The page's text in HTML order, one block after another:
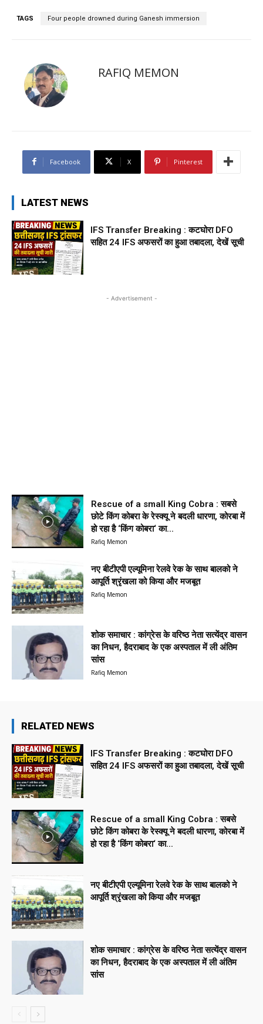
TAGS Four people drowned during Ganesh immersion
RAFIQ MEMON
Facebook X Pinterest
LATEST NEWS
IFS Transfer Breaking : कटघोरा DFO
सहित 24 IFS अफसरों का हुआ तबादला, देखें सूची
- Advertisement -
Rescue of a small King Cobra : सबसे
छोटे किंग कोबरा के रेस्क्यू ने बदली धारणा, कोरबा में
हो रहा है ‘किंग कोबरा‘ का...
Rafiq Memon
नए बीटीएपी एल्यूमिना रेलवे रेक के साथ बालको ने
आपूर्ति श्रृंखला को किया और मजबूत
Rafiq Memon
शोक समाचार : कांग्रेस के वरिष्ठ नेता सत्येंद्र वासन
का निधन, हैदराबाद के एक अस्पताल में ली अंतिम
सांस
Rafiq Memon
RELATED NEWS
IFS Transfer Breaking : कटघोरा DFO
सहित 24 IFS अफसरों का हुआ तबादला, देखें सूची
Rescue of a small King Cobra : सबसे
छोटे किंग कोबरा के रेस्क्यू ने बदली धारणा, कोरबा में
हो रहा है ‘किंग कोबरा‘ का...
नए बीटीएपी एल्यूमिना रेलवे रेक के साथ बालको ने
आपूर्ति श्रृंखला को किया और मजबूत
शोक समाचार : कांग्रेस के वरिष्ठ नेता सत्येंद्र वासन
का निधन, हैदराबाद के एक अस्पताल में ली अंतिम
सांस